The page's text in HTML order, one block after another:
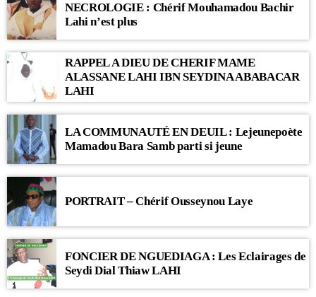
NECROLOGIE : Chérif Mouhamadou Bachir
Lahi n’est plus
RAPPEL A DIEU DE CHERIF MAME
ALASSANE LAHI IBN SEYDINA ABABACAR
LAHI
LA COMMUNAUTÉ EN DEUIL : Lejeunepoète
Mamadou Bara Samb parti si jeune
PORTRAIT – Chérif Ousseynou Laye
FONCIER DE NGUEDIAGA : Les Eclairages de
Seydi Dial Thiaw LAHI